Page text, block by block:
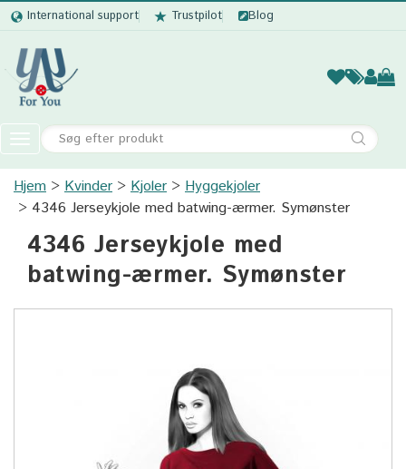
International support Trustpilot Blog
Kvinder
Toggle
navigation
Kvinder
Børn
Hjem Kvinder Kjoler
Hyggekjoler
4346 Jerseykjole med batwing-ærmer. Symønster
4346 Jerseykjole med
batwing-ærmer. Symønster